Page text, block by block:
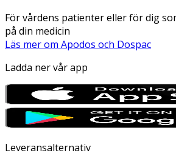
För vårdens patienter eller för dig
på din medicin
Läs mer om Apodos och Dospac
Ladda ner vår app
Leveransalternativ